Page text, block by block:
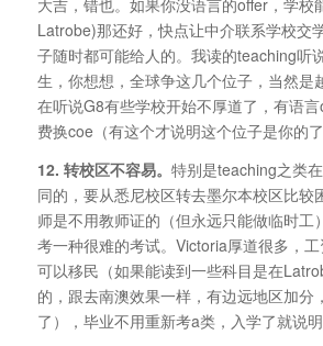
Latrobe)那还好，快点让中介联系学校交
子随时都可能给人的。我读的teaching听
生，你想想，全球争这几个位子，当然是
在听说G8有些学校开始不厚道了，有语
费换coe（有这个才说明这个位子是你的
12. 转校区不容易。 特别是teaching之类
同的，要从悉尼校区转去墨尔本校区比较
师是不用教师证的（但永远只能做临时工
考一种很难的考试。Victoria厚道很多，
可以移民（如果能读到一些科目是在
的，跟去南澳效果一样，有边远地区加分
了），毕业不用重新考a类，入学了就说明